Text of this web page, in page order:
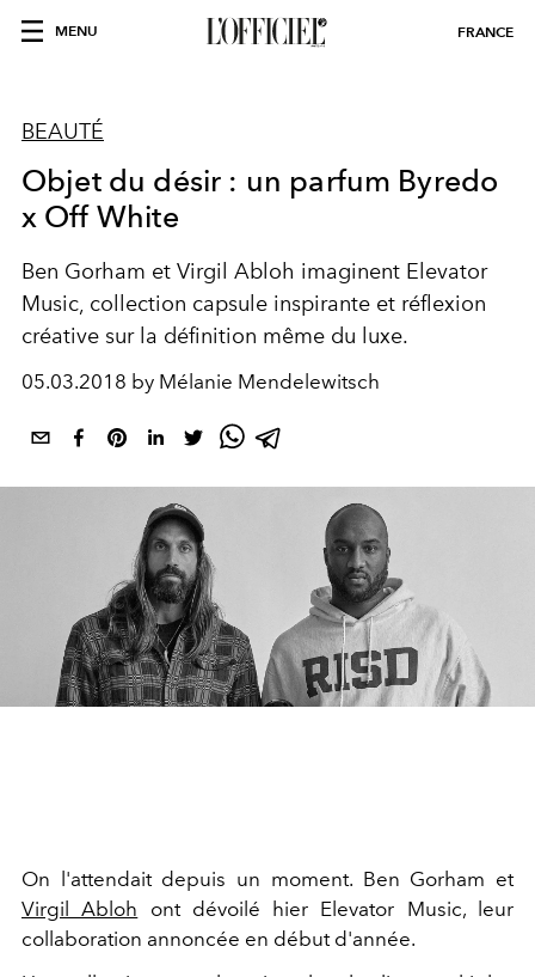
MENU FRANCE
BEAUTÉ
Objet du désir : un parfum Byredo
x Off White
Ben Gorham et Virgil Abloh imaginent Elevator
Music, collection capsule inspirante et réflexion
créative sur la définition même du luxe.
05.03.2018 by Mélanie Mendelewitsch
On l'attendait depuis un moment. Ben Gorham et
Virgil Abloh ont dévoilé hier Elevator Music, leur
collaboration annoncée en début d'année.